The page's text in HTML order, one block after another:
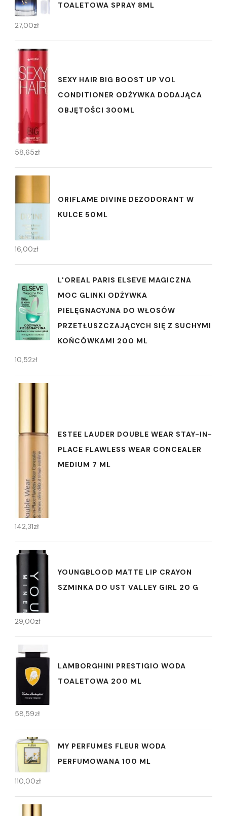
TOALETOWA SPRAY 8ML
27,00zł
SEXY HAIR BIG BOOST UP VOL
CONDITIONER ODŻYWKA DODAJĄCA
OBJĘTOŚCI 300ML
58,65zł
ORIFLAME DIVINE DEZODORANT W
KULCE 50ML
16,00zł
L'OREAL PARIS ELSEVE MAGICZNA
MOC GLINKI ODŻYWKA
PIELĘGNACYJNA DO WŁOSÓW
PRZETŁUSZCZAJĄCYCH SIĘ Z SUCHYMI
KOŃCÓWKAMI 200 ML
10,52zł
ESTEE LAUDER DOUBLE WEAR STAY-IN-
PLACE FLAWLESS WEAR CONCEALER
MEDIUM 7 ML
142,31zł
YOUNGBLOOD MATTE LIP CRAYON
SZMINKA DO UST VALLEY GIRL 20 G
29,00zł
LAMBORGHINI PRESTIGIO WODA
TOALETOWA 200 ML
58,59zł
MY PERFUMES FLEUR WODA
PERFUMOWANA 100 ML
110,00zł